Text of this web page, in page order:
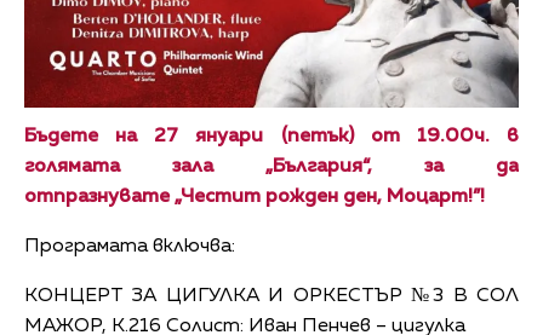
Бъдете на 27 януари (петък) от 19.00ч. в
голямата зала „България“, за да
отпразнувате „Честит рожден ден, Моцарт!”!
Програмата включва:
КОНЦЕРТ ЗА ЦИГУЛКА И ОРКЕСТЪР №3 В СОЛ
МАЖОР, К.216 Солист: Иван Пенчев – цигулка